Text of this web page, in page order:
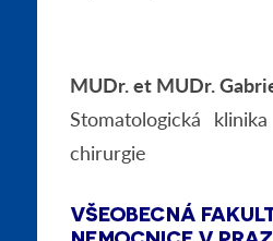
MUDr. et MUDr.
Stomatologická
chirurgie